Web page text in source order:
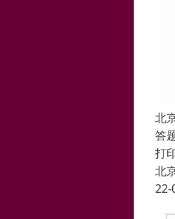
北
答
打
北
22-